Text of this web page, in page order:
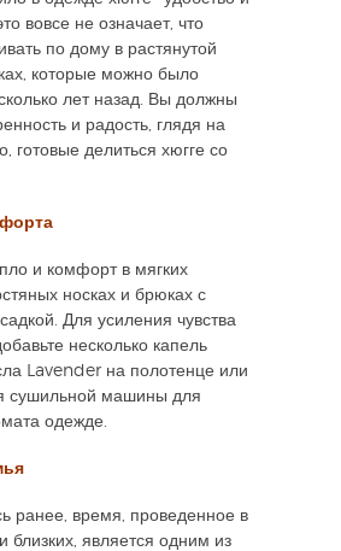
вовсе не означает, что
по дому в растянутой
которые можно было
лет назад. Вы должны
и радость, глядя на
готовые делиться хюгге со
и комфорт в мягких
носках и брюках с
Для усиления чувства
несколько капель
Lavender на полотенце или
сушильной машины для
одежде.
ранее, время, проведенное в
близких, является одним из